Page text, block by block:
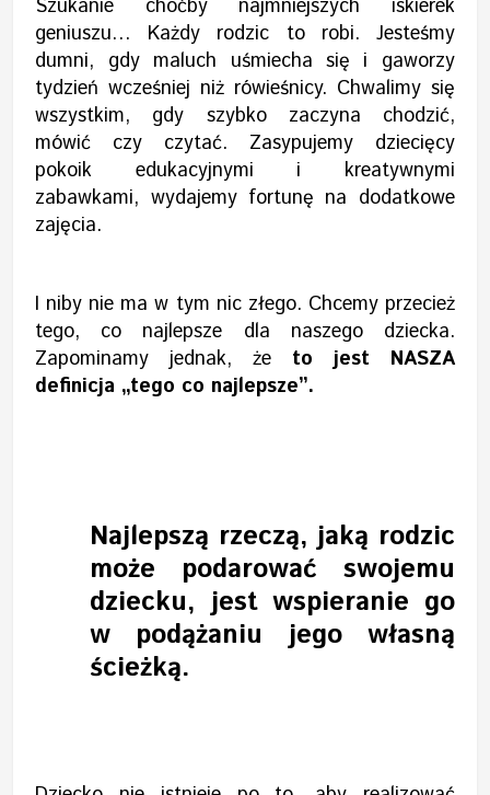
Szukanie choćby najmniejszych iskierek
geniuszu… Każdy rodzic to robi. Jesteśmy
dumni, gdy maluch uśmiecha się i gaworzy
tydzień wcześniej niż rówieśnicy. Chwalimy się
wszystkim, gdy szybko zaczyna chodzić,
mówić czy czytać. Zasypujemy dziecięcy
pokoik edukacyjnymi i kreatywnymi
zabawkami, wydajemy fortunę na dodatkowe
zajęcia.
I niby nie ma w tym nic złego. Chcemy przecież
tego, co najlepsze dla naszego dziecka.
Zapominamy jednak, że to jest NASZA
definicja „tego co najlepsze”.
Najlepszą rzeczą, jaką rodzic
może podarować swojemu
dziecku, jest wspieranie go
w podążaniu jego własną
ścieżką.